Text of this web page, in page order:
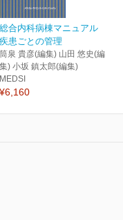
総合内科病棟マニュアル
疾患ごとの管理
筒泉 貴彦(編集) 山田 悠史(編
集) 小坂 鎮太郎(編集)
MEDSI
¥6,160